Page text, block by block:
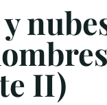
II)